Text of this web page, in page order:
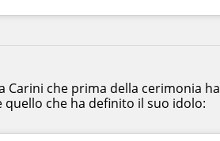
Carini che prima della cerimonia ha
che ha definito il suo idolo: